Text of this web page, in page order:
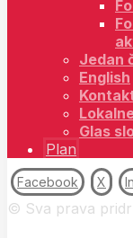
Jedan
English
Glas
Plan
Facebook X
© Sva prava